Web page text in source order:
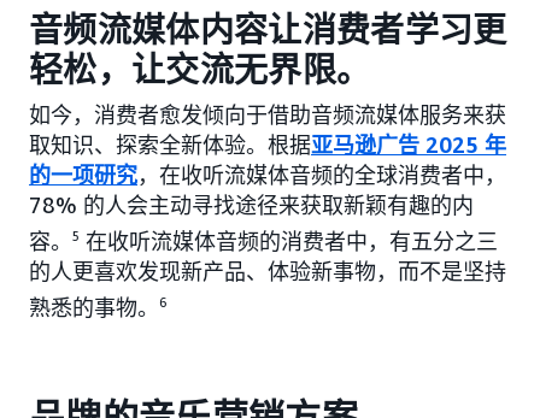
音频流媒体内容让消费者学习更
轻松，让交流无界限。
如今，消费者愈发倾向于借助音频流媒体服务来获
取知识、探索全新体验。根据亚马逊广告 2025 年
的一项研究，在收听流媒体音频的全球消费者中，
78% 的人会主动寻找途径来获取新颖有趣的内
容。
5 在收听流媒体音频的消费者中，有五分之三
的人更喜欢发现新产品、体验新事物，而不是坚持
熟悉的事物。
6